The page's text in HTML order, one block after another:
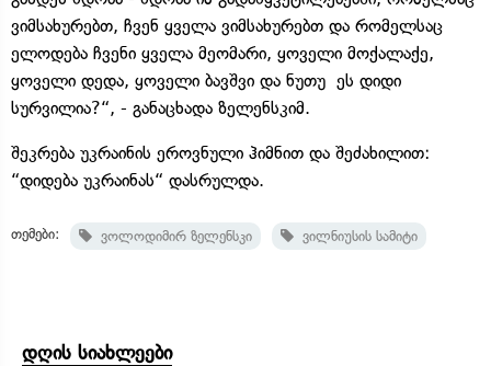
ვიმსახურებთ, ჩვენ ყველა ვიმსახურებთ და რომელსაც
ელოდება ჩვენი ყველა მეომარი, ყოველი მოქალაქე,
ყოველი დედა, ყოველი ბავშვი და ნუთუ ეს დიდი
სურვილია?“, - განაცხადა ზელენსკიმ.
შეკრება უკრაინის ეროვნული ჰიმნით და შეძახილით:
“დიდება უკრაინას“ დასრულდა.
თემები: ვოლოდიმირ ზელენსკი ვილნიუსის სამიტი
დღის სიახლეები